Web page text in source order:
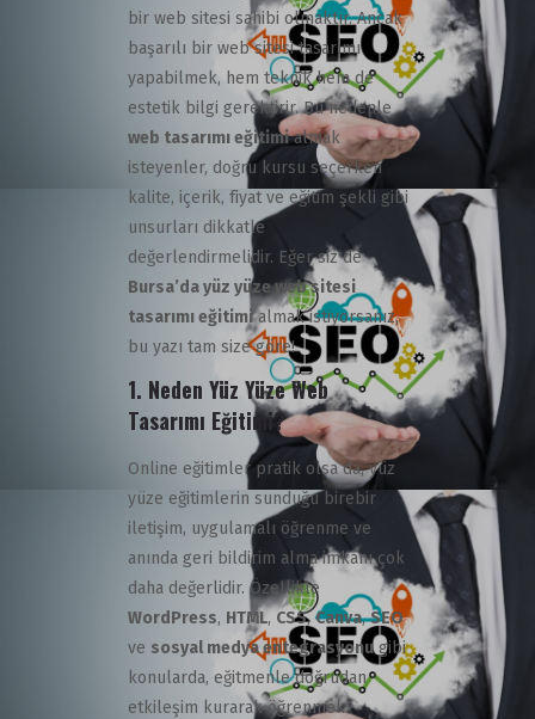
bir web sitesi sahibi olmaktır. Ancak
başarılı bir web sitesi tasarımı
yapabilmek, hem teknik hem de
estetik bilgi gerektirir. Bu nedenle
web tasarımı eğitimialmak
isteyenler, doğru kursu seçerken
kalite, içerik, fiyat ve eğitim şekli gibi
unsurları dikkatle
değerlendirmelidir. Eğer siz de
Bursa’da yüz yüze web sitesi
tasarımı eğitimialmak istiyorsanız,
bu yazı tam size göre!
1. Neden Yüz Yüze Web
Tasarımı Eğitimi?
Online eğitimler pratik olsa da, yüz
yüze eğitimlerin sunduğu birebir
iletişim, uygulamalı öğrenme ve
anında geri bildirim alma imkânı çok
daha değerlidir. Özellikle
WordPress, HTML, CSS,Canva,SEO
ve sosyal medya entegrasyonugibi
konularda, eğitmenle doğrudan
etkileşim kurarak öğrenmek